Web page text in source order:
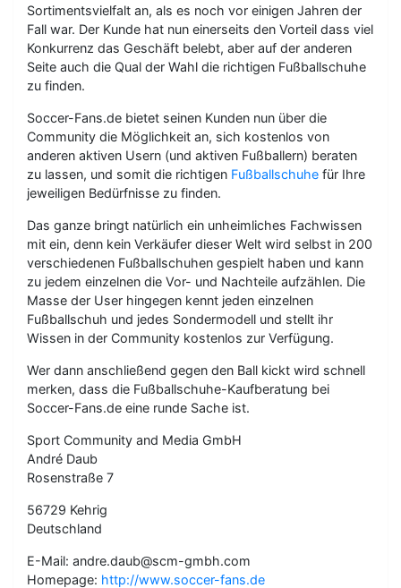
Sortimentsvielfalt an, als es noch vor einigen Jahren der
Fall war. Der Kunde hat nun einerseits den Vorteil dass viel
Konkurrenz das Geschäft belebt, aber auf der anderen
Seite auch die Qual der Wahl die richtigen Fußballschuhe
zu finden.
Soccer-Fans.de bietet seinen Kunden nun über die
Community die Möglichkeit an, sich kostenlos von
anderen aktiven Usern (und aktiven Fußballern) beraten
zu lassen, und somit die richtigen Fußballschuhe für Ihre
jeweiligen Bedürfnisse zu finden.
Das ganze bringt natürlich ein unheimliches Fachwissen
mit ein, denn kein Verkäufer dieser Welt wird selbst in 200
verschiedenen Fußballschuhen gespielt haben und kann
zu jedem einzelnen die Vor- und Nachteile aufzählen. Die
Masse der User hingegen kennt jeden einzelnen
Fußballschuh und jedes Sondermodell und stellt ihr
Wissen in der Community kostenlos zur Verfügung.
Wer dann anschließend gegen den Ball kickt wird schnell
merken, dass die Fußballschuhe-Kaufberatung bei
Soccer-Fans.de eine runde Sache ist.
Sport Community and Media GmbH
André Daub
Rosenstraße 7
56729 Kehrig
Deutschland
E-Mail: andre.daub@scm-gmbh.com
Homepage: http://www.soccer-fans.de